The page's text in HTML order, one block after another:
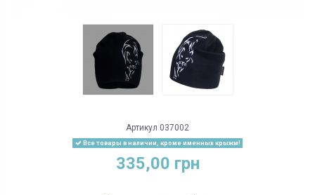
Артикул 037002
Все товары в наличии, кроме именных крыжм!
335,00 грн